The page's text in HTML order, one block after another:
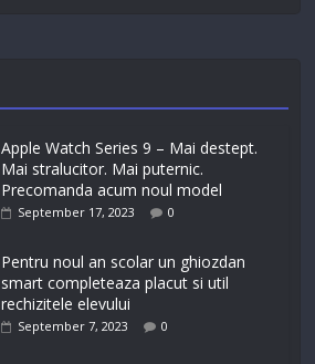
Apple Watch Series 9 – Mai destept.
Mai stralucitor. Mai puternic.
Precomanda acum noul model
September 17, 2023 0
Pentru noul an scolar un ghiozdan
smart completeaza placut si util
rechizitele elevului
September 7, 2023 0